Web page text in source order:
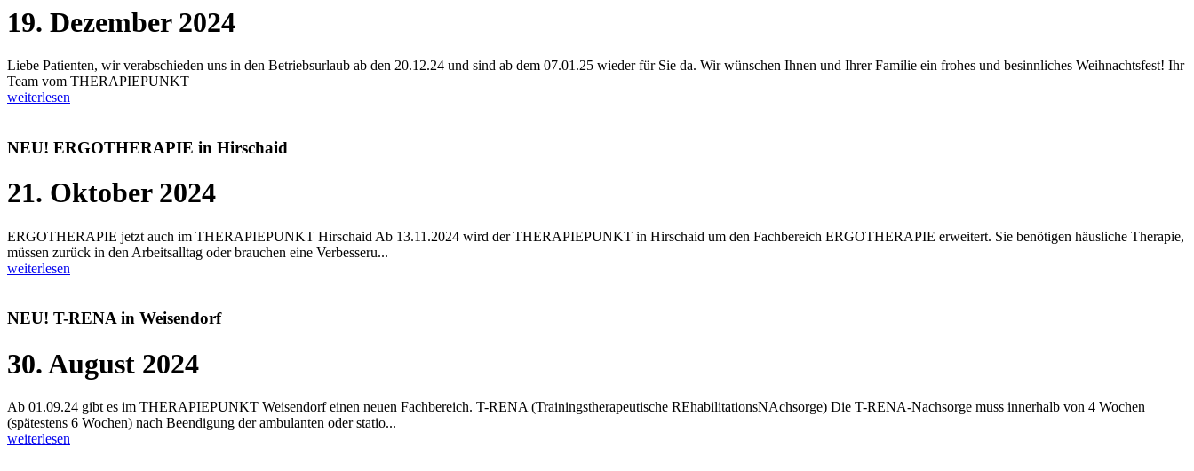
19. Dezember 2024
Liebe Patienten, wir verabschieden uns in den Betriebsurlaub ab den 20.12.24 und sind ab dem 07.01.25 wieder für Sie da. Wir wünschen Ihnen und Ihrer Familie ein frohes und besinnliches Weihnachtsfest! Ihr
Team vom THERAPIEPUNKT
weiterlesen
NEU! ERGOTHERAPIE in Hirschaid
21. Oktober 2024
ERGOTHERAPIE jetzt auch im THERAPIEPUNKT Hirschaid Ab 13.11.2024 wird der THERAPIEPUNKT in Hirschaid um den Fachbereich ERGOTHERAPIE erweitert. Sie benötigen häusliche Therapie,
müssen zurück in den Arbeitsalltag oder brauchen eine Verbesseru...
weiterlesen
NEU! T-RENA in Weisendorf
30. August 2024
Ab 01.09.24 gibt es im THERAPIEPUNKT Weisendorf einen neuen Fachbereich. T-RENA (Trainingstherapeutische REhabilitationsNAchsorge) Die T-RENA-Nachsorge muss innerhalb von 4 Wochen
(spätestens 6 Wochen) nach Beendigung der ambulanten oder statio...
weiterlesen